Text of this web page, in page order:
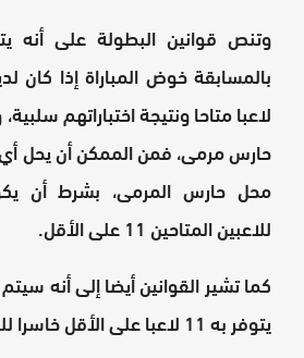
وتنص قوانين البطولة على أنه
لاعبا متاحا ونتيجة اختباراتهم
حارس مرمى، فمن الممكن أن يحل
محل حارس المرمى، بشرط أن
للاعبين المتاحين 11 على الأقل.
كما تشير القوانين أيضا إلى أنه سيتم
يتوفر به 11 لاعبا على الأقل خاسرا للمباراة بنتيجة (2-0 ).